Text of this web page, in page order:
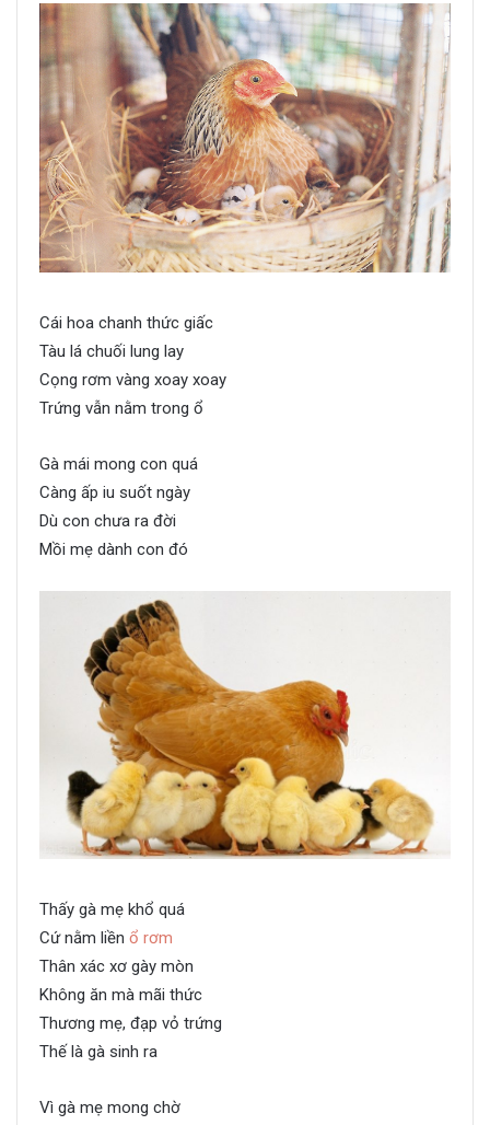
Cái hoa chanh thức giấc
Tàu lá chuối lung lay
Cọng rơm vàng xoay xoay
Trứng vẫn nằm trong ổ
Gà mái mong con quá
Càng ấp iu suốt ngày
Dù con chưa ra đời
Mồi mẹ dành con đó
Thấy gà mẹ khổ quá
Cứ nằm liền ổ rơm
Thân xác xơ gày mòn
Không ăn mà mãi thức
Thương mẹ, đạp vỏ trứng
Thế là gà sinh ra
Vì gà mẹ mong chờ